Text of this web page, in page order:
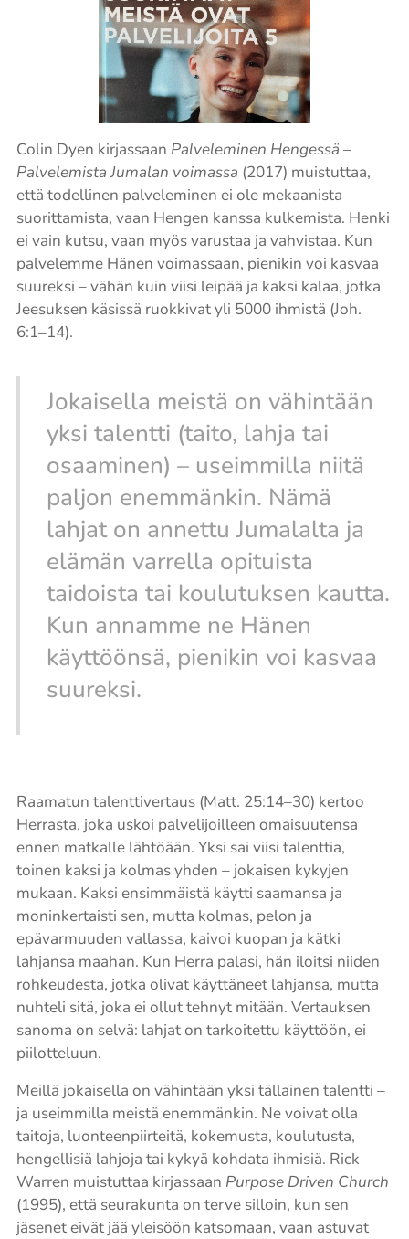
Colin Dyen kirjassaan Palveleminen Hengessä –
Palvelemista Jumalan voimassa (2017) muistuttaa,
että todellinen palveleminen ei ole mekaanista
suorittamista, vaan Hengen kanssa kulkemista. Henki
ei vain kutsu, vaan myös varustaa ja vahvistaa. Kun
palvelemme Hänen voimassaan, pienikin voi kasvaa
suureksi – vähän kuin viisi leipää ja kaksi kalaa, jotka
Jeesuksen käsissä ruokkivat yli 5000 ihmistä (Joh.
6:1–14).
Jokaisella meistä on vähintään
yksi talentti (taito, lahja tai
osaaminen) – useimmilla niitä
paljon enemmänkin. Nämä
lahjat on annettu Jumalalta ja
elämän varrella opituista
taidoista tai koulutuksen kautta.
Kun annamme ne Hänen
käyttöönsä, pienikin voi kasvaa
suureksi.
Raamatun talenttivertaus (Matt. 25:14–30) kertoo
Herrasta, joka uskoi palvelijoilleen omaisuutensa
ennen matkalle lähtöään. Yksi sai viisi talenttia,
toinen kaksi ja kolmas yhden – jokaisen kykyjen
mukaan. Kaksi ensimmäistä käytti saamansa ja
moninkertaisti sen, mutta kolmas, pelon ja
epävarmuuden vallassa, kaivoi kuopan ja kätki
lahjansa maahan. Kun Herra palasi, hän iloitsi niiden
rohkeudesta, jotka olivat käyttäneet lahjansa, mutta
nuhteli sitä, joka ei ollut tehnyt mitään. Vertauksen
sanoma on selvä: lahjat on tarkoitettu käyttöön, ei
piilotteluun.
Meillä jokaisella on vähintään yksi tällainen talentti –
ja useimmilla meistä enemmänkin. Ne voivat olla
taitoja, luonteenpiirteitä, kokemusta, koulutusta,
hengellisiä lahjoja tai kykyä kohdata ihmisiä. Rick
Warren muistuttaa kirjassaan Purpose Driven Church
(1995), että seurakunta on terve silloin, kun sen
jäsenet eivät jää yleisöön katsomaan, vaan astuvat